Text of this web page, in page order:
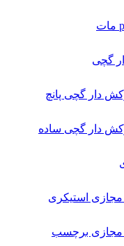
گچی
دار گچی پانچ
دار گچی ساده
مجازی استیکری
مجازی برچسب